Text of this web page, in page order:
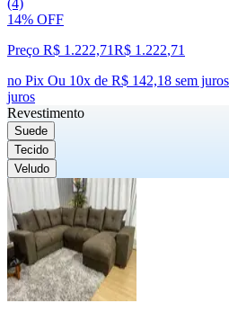
14% OFF
Preço R$ 1.222,71R$ 1.222,71
no Pix Ou 10x de R$ 142,18 sem juros
juros
Revestimento
Suede
Tecido
Veludo